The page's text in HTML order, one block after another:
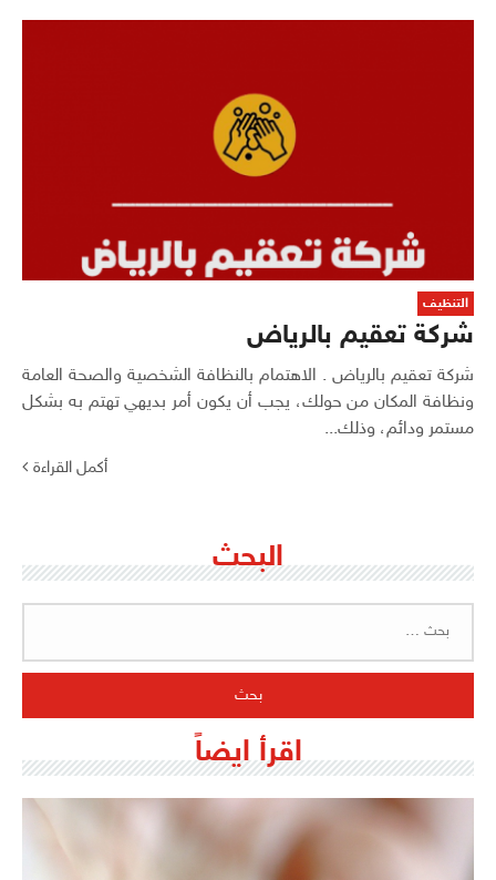
التنظيف
شركة تعقيم بالرياض
شركة تعقيم بالرياض . الاهتمام بالنظافة الشخصية والصحة العامة
ونظافة المكان من حولك، يجب أن يكون أمر بديهي تهتم به بشكل
مستمر ودائم، وذلك...
أكمل القراءة
البحث
اقرأ ايضاً